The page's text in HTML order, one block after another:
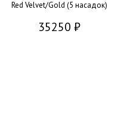
Red Velvet/Gold (5 насадок)
35250 ₽